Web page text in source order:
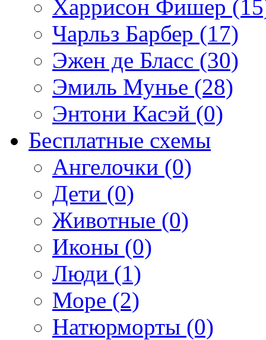
Харрисон Фишер
Чарльз Барбер (17)
Эжен де Бласс (30)
Эмиль Мунье (28)
Энтони Касэй (0)
Бесплатные схемы
Ангелочки (0)
Дети (0)
Животные (0)
Иконы (0)
Люди (1)
Море (2)
Натюрморты (0)